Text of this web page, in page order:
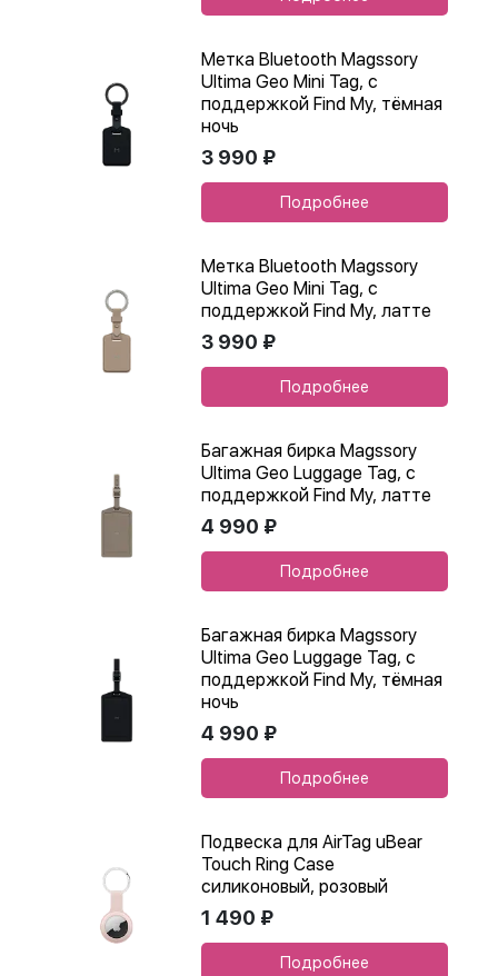
Метка Bluetooth Magssory
Ultima Geo Mini Tag, с
поддержкой Find My, тёмная
ночь
3 990 ₽
Подробнее
Метка Bluetooth Magssory
Ultima Geo Mini Tag, с
поддержкой Find My, латте
3 990 ₽
Подробнее
Багажная бирка Magssory
Ultima Geo Luggage Tag, с
поддержкой Find My, латте
4 990 ₽
Подробнее
Багажная бирка Magssory
Ultima Geo Luggage Tag, с
поддержкой Find My, тёмная
ночь
4 990 ₽
Подробнее
Подвеска для AirTag uBear
Touch Ring Case
силиконовый, розовый
1 490 ₽
Подробнее